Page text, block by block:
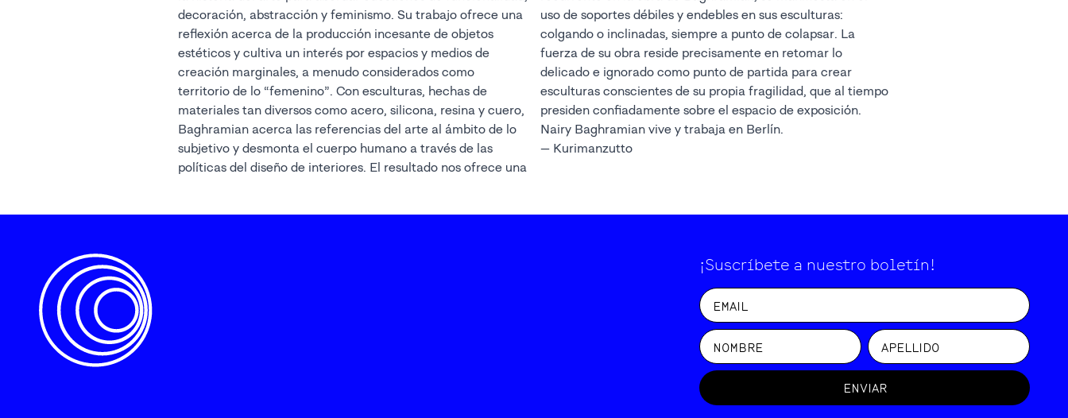
decoración, abstracción y feminismo. Su trabajo ofrece una
reflexión acerca de la producción incesante de objetos
estéticos y cultiva un interés por espacios y medios de
creación marginales, a menudo considerados como
territorio de lo “femenino”. Con esculturas, hechas de
materiales tan diversos como acero, silicona, resina y cuero,
Baghramian acerca las referencias del arte al ámbito de lo
subjetivo y desmonta el cuerpo humano a través de las
políticas del diseño de interiores. El resultado nos ofrece una
uso de soportes débiles y endebles en sus esculturas:
colgando o inclinadas, siempre a punto de colapsar. La
fuerza de su obra reside precisamente en retomar lo
delicado e ignorado como punto de partida para crear
esculturas conscientes de su propia fragilidad, que al tiempo
presiden confiadamente sobre el espacio de exposición.
Nairy Baghramian vive y trabaja en Berlín.
— Kurimanzutto
¡Suscríbete a nuestro boletín!
ENVIAR